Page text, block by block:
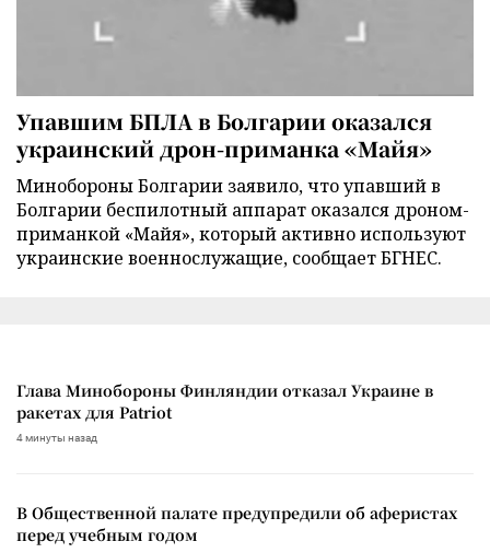
Упавшим БПЛА в Болгарии оказался
украинский дрон-приманка «Майя»
Минобороны Болгарии заявило, что упавший в
Болгарии беспилотный аппарат оказался дроном-
приманкой «Майя», который активно используют
украинские военнослужащие, сообщает БГНЕС.
Глава Минобороны Финляндии отказал Украине в
ракетах для Patriot
4 минуты назад
В Общественной палате предупредили об аферистах
перед учебным годом